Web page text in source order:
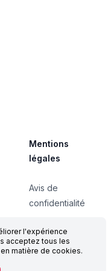
Mentions
légales
Avis de
confidentialité
l'expérience
acceptez tous les
matière de cookies.